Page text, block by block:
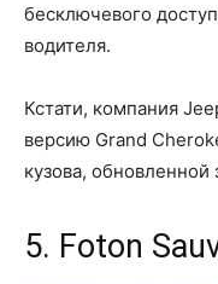
бесключевого
водителя.
Кстати, компания
версию Grand
кузова,
5. Foton